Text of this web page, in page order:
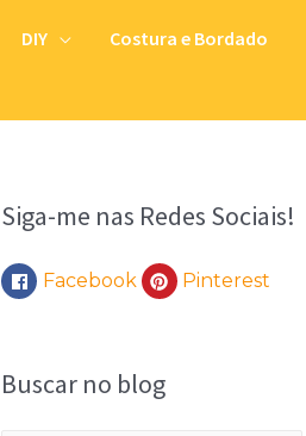
DIY Costura e Bordado
Siga-me nas Redes Sociais!
Facebook Pinterest
Buscar no blog